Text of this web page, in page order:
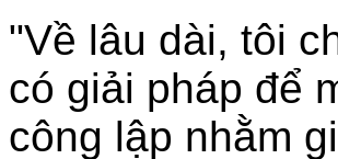
"Về lâu dài, tôi
có giải pháp để
công lập nhằm